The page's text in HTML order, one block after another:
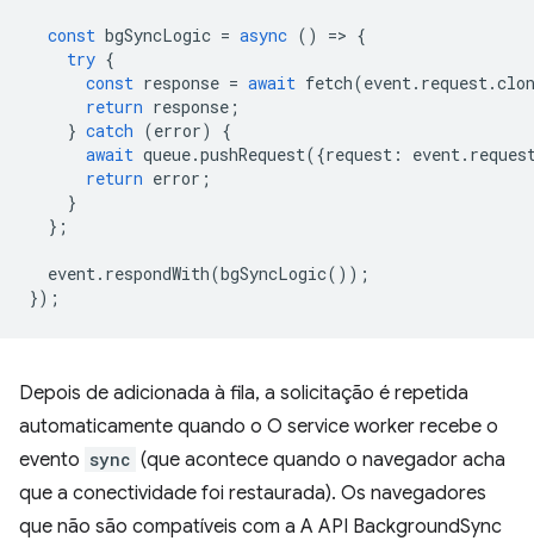
const bgSyncLogic = async () => {
try {
const response = await fetch(event. request.
return response ;
} catch (error)
{
await queue.pushRequest({request : event.
return error ;
}
};
event. respondWith(bgSyncLogic());
});
Depois de adicionada à fila, a solicitação é repetida
automaticamente quando o O service worker recebe o
evento sync (que acontece quando o navegador acha
que a conectividade foi restaurada). Os navegadores
que não são compatíveis com a A API BackgroundSync